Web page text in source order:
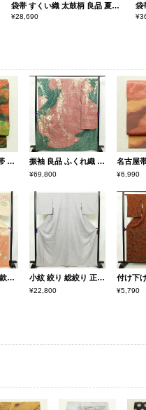
袋帯 すくい織 太鼓柄 良品 夏用 フォーマル用 正絹 幾何学柄・抽象柄 帯 金・銀
¥28,690 ¥
名古屋帯 なごや帯 ふくれ織 太鼓柄 良品 正絹 幾何学柄・抽象柄 名古屋仕立て 箔 帯 モダン 多色使い 振袖 良品 ふくれ織 縮緬 正絹 木の葉・植物柄 袷仕立て 身丈166.5cm 裄丈68cm 刺繍 箔 金彩 蝶 ピンク
¥69,800 ¥6,990
付け下げ 良品 落款入り 絞り ふくれ織 トールサイズ 正絹 古典柄 袷仕立て 身丈171cm 裄丈67.5cm リサイクル着物 着物 箔 金糸 入学式 卒業式 七五三 お宮参り フォーマル 粋 東雲色 扇面 橙 小紋 絞り 総絞り 正絹 古典柄 袷仕立て 身丈165cm 裄丈67.5cm リサイクル着物 着物 青・紺
¥22,800 ¥5,790